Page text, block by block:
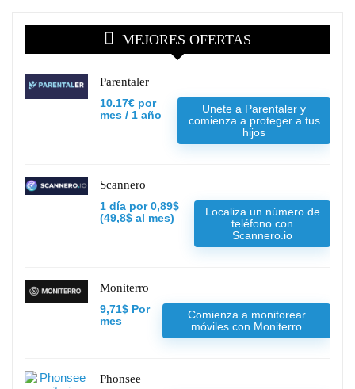
MEJORES OFERTAS
Parentaler
10.17€ por
mes / 1 año
Unete a Parentaler y
comienza a proteger a tus
hijos
Scannero
1 día por 0,89$
(49,8$ al mes)
Localiza un número de
teléfono con
Scannero.io
Moniterro
9,71$ Por
mes
Comienza a monitorear
móviles con Moniterro
Phonsee